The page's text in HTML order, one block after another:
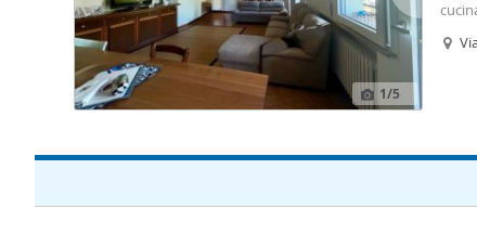
1/5